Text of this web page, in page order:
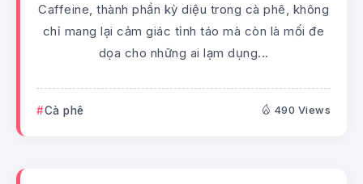
Caffeine, thành phần kỳ diệu trong cà phê, không
chỉ mang lại cảm giác tỉnh táo mà còn là mối đe
dọa cho những ai lạm dụng...
Cà phê 490 Views